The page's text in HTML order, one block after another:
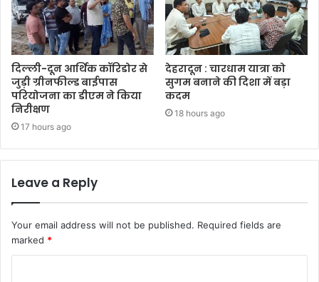
दिल्ली-दून आर्थिक कॉरिडोर से
जुड़ी ग्रीनफील्ड बाईपास
परियोजना का डीएम ने किया
निरीक्षण
17 hours ago
देहरादून : चारधाम यात्रा को
सुगम बनाने की दिशा में बड़ा
कदम
18 hours ago
Leave a Reply
Your email address will not be published. Required fields are
marked *